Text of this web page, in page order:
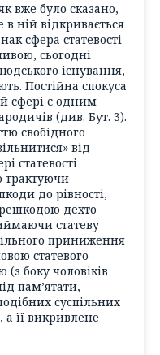
вже було сказано,
ній відкривається
сфера статевості
сьогодні
існування,
Постійна спокуса
сфері є одним
(див. Бут. 3).
свобідного
від
статевості
трактуючи
до рівності,
дехто
статеву
приниження
статевого
(з боку чоловіків
пам’ятати,
суспільних
а її викривлене